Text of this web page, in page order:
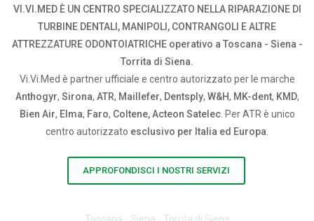
VI.VI.MED È UN CENTRO SPECIALIZZATO NELLA RIPARAZIONE DI
TURBINE DENTALI, MANIPOLI, CONTRANGOLI E ALTRE
ATTREZZATURE ODONTOIATRICHE operativo a Toscana - Siena -
Torrita di Siena.
Vi.Vi.Med è partner ufficiale e centro autorizzato per le marche
Anthogyr, Sirona, ATR, Maillefer, Dentsply, W&H, MK-dent, KMD,
Bien Air, Elma, Faro, Coltene, Acteon Satelec. Per ATR è unico
centro autorizzato esclusivo per Italia ed Europa
APPROFONDISCI I NOSTRI SERVIZI